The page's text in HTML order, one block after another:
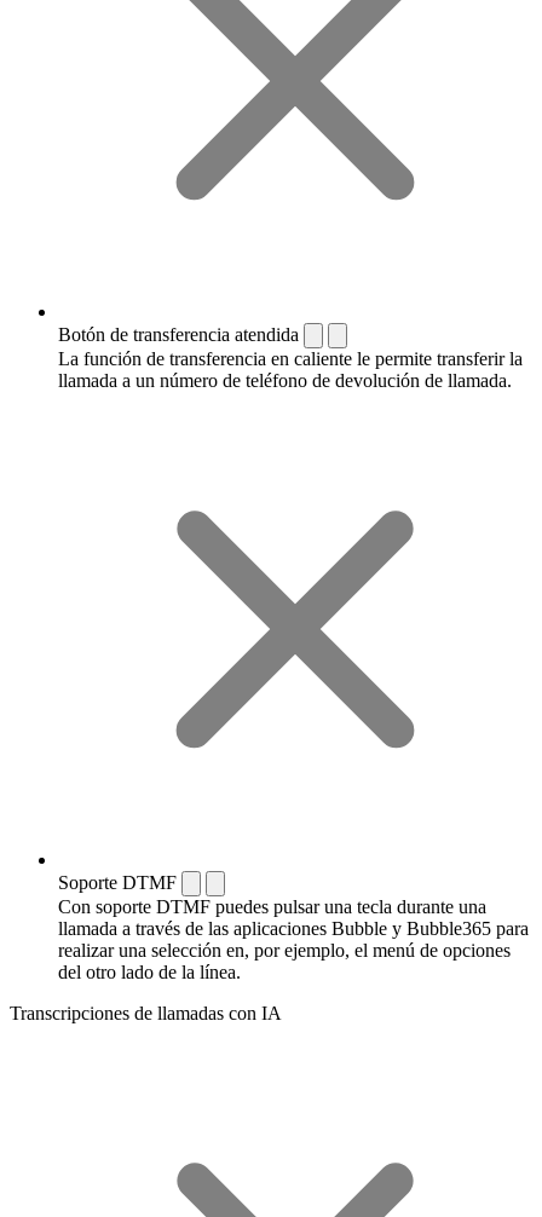
Botón de transferencia atendida
La función de transferencia en caliente le permite transferir la
llamada a un número de teléfono de devolución de llamada.
Soporte DTMF
Con soporte DTMF puedes pulsar una tecla durante una
llamada a través de las aplicaciones Bubble y Bubble365 para
realizar una selección en, por ejemplo, el menú de opciones
del otro lado de la línea.
Transcripciones de llamadas con IA